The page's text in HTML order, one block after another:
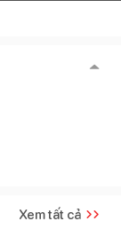
Xem tất cả